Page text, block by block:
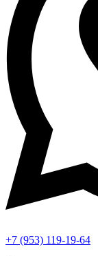
+7 (953) 119-19-64